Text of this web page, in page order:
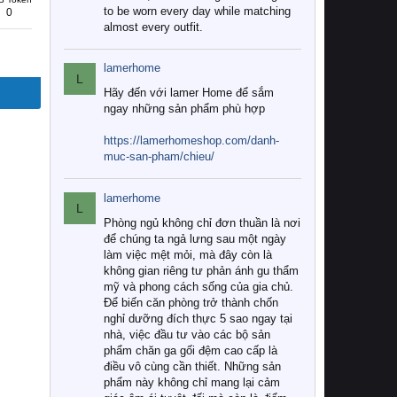
0
to be worn every day while matching
almost every outfit.
L
lamerhome
Hãy đến với lamer Home để sắm
ngay những sản phẩm phù hợp
https://lamerhomeshop.com/danh-
muc-san-pham/chieu/
L
lamerhome
Phòng ngủ không chỉ đơn thuần là nơi
để chúng ta ngả lưng sau một ngày
làm việc mệt mỏi, mà đây còn là
không gian riêng tư phản ánh gu thẩm
mỹ và phong cách sống của gia chủ.
Để biến căn phòng trở thành chốn
nghỉ dưỡng đích thực 5 sao ngay tại
nhà, việc đầu tư vào các bộ sản
phẩm chăn ga gối đệm cao cấp là
điều vô cùng cần thiết. Những sản
phẩm này không chỉ mang lại cảm